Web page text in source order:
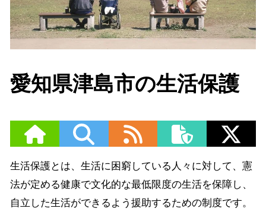
愛知県津島市の生活保護
生活保護とは、生活に困窮している人々に対して、憲
法が定める健康で文化的な最低限度の生活を保障し、
自立した生活ができるよう援助するための制度です。